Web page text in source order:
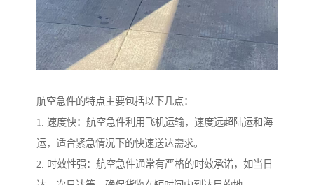
航空急件的特点主要包括以下几点：
1. 速度快：航空急件利用飞机运输，速度远超陆运和海
运，适合紧急情况下的快速送达需求。
2. 时效性强：航空急件通常有严格的时效承诺，如当日